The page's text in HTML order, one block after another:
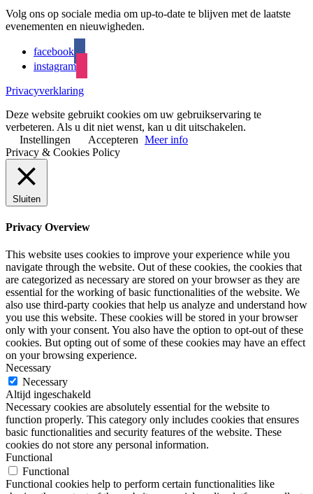
Volg ons op sociale media om up-to-date te blijven met de laatste
evenementen en nieuwigheden.
facebook
instagram
Privacyverklaring
Deze website gebruikt cookies om uw gebruikservaring te
verbeteren. Als u dit niet wenst, kan u dit uitschakelen.
Instellingen
Accepteren Meer info
Privacy & Cookies Policy
Sluiten
Privacy Overview
This website uses cookies to improve your experience while you
navigate through the website. Out of these cookies, the cookies that
are categorized as necessary are stored on your browser as they are
essential for the working of basic functionalities of the website. We
also use third-party cookies that help us analyze and understand how
you use this website. These cookies will be stored in your browser
only with your consent. You also have the option to opt-out of these
cookies. But opting out of some of these cookies may have an effect
on your browsing experience.
Necessary
Necessary
Altijd ingeschakeld
Necessary cookies are absolutely essential for the website to
function properly. This category only includes cookies that ensures
basic functionalities and security features of the website. These
cookies do not store any personal information.
Functional
Functional
Functional cookies help to perform certain functionalities like